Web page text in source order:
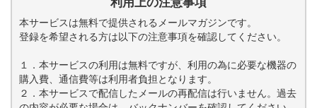
本サービスは無料で提供されるメールマガジンです。
登録を希望される方は以下の注意事項を確認してください。
１．本サービスの利用は無料ですが、利用の為に必要な機器の
購入費、通信費等は利用者負担となります。
２．本サービスで配信したメールの再配信は行いません。過去